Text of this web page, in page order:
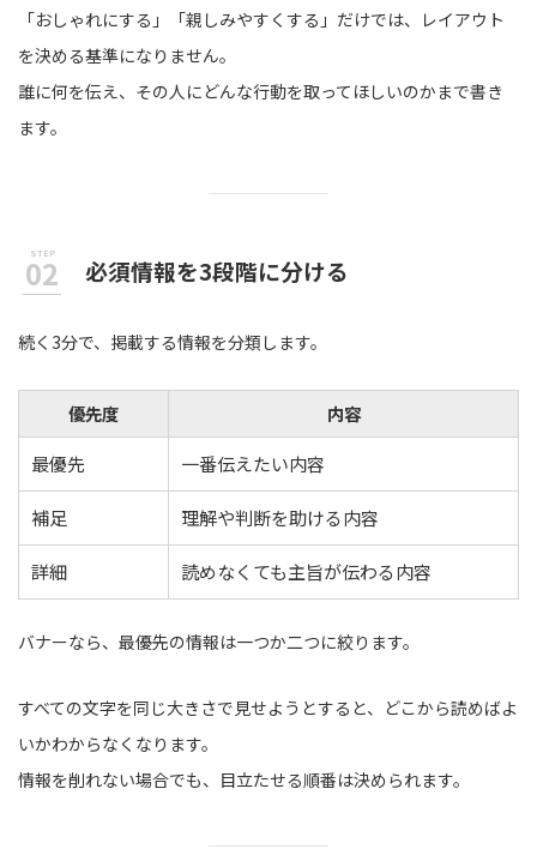
「おしゃれにする」「親しみやすくする」だけでは、レイアウト
を決める基準になりません。
誰に何を伝え、その人にどんな行動を取ってほしいのかまで書き
ます。
必須情報を3段階に分ける
続く3分で、掲載する情報を分類します。
優先度
内容
最優先
一番伝えたい内容
補足 理解や判断を助ける内容
詳細 読めなくても主旨が伝わる内容
バナーなら、最優先の情報は一つか二つに絞ります。
すべての文字を同じ大きさで見せようとすると、どこから読めばよ
いかわからなくなります。
情報を削れない場合でも、目立たせる順番は決められます。